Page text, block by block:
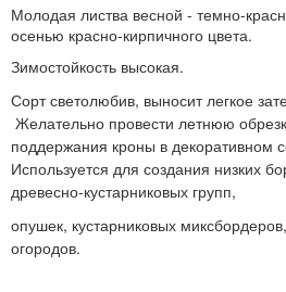
Молодая листва весной - темно-
осенью красно-кирпичного цвета.
Зимостойкость высокая.
Сорт светолюбив, выносит легкое
Желательно провести летнюю
поддержания кроны в декоративном
Используется для создания низких
древесно-кустарниковых групп,
опушек, кустарниковых
огородов.